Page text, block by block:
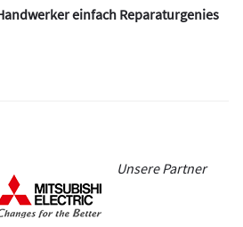
einfach Reparaturgenies
Unsere Partner